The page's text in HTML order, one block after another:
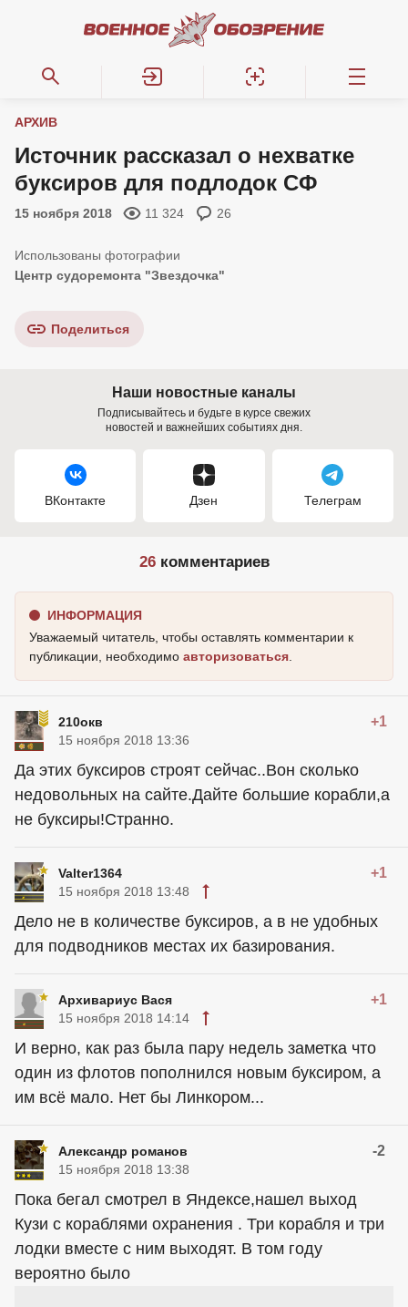
АРХИВ
Источник рассказал о нехватке
буксиров для подлодок СФ
15 ноября 2018 11 324 26
Центр судоремонта "Звездочка"
Поделиться
Наши новостные каналы
Подписывайтесь и будьте в курсе свежих
новостей и важнейших событиях дня.
ВКонтакте Дзен Телеграм
26комментариев
ИНФОРМАЦИЯ
Уважаемый читатель, чтобы оставлять комментарии к
публикации, необходимо авторизоваться
210окв +1
15 ноября 2018 13:36
Да этих буксиров строят сейчас..Вон сколько
недовольных на сайте.Дайте большие корабли,а
не буксиры!Странно.
Valter1364 +1
15 ноября 2018 13:48
Дело не в количестве буксиров, а в не удобных
для подводников местах их базирования.
Архивариус Вася +1
15 ноября 2018 14:14
И верно, как раз была пару недель заметка что
один из флотов пополнился новым буксиром, а
им всё мало. Нет бы Линкором...
Александр романов -2
15 ноября 2018 13:38
Пока бегал смотрел в Яндексе,нашел выход
Кузи с кораблями охранения . Три корабля и три
лодки вместе с ним выходят. В том году
вероятно было